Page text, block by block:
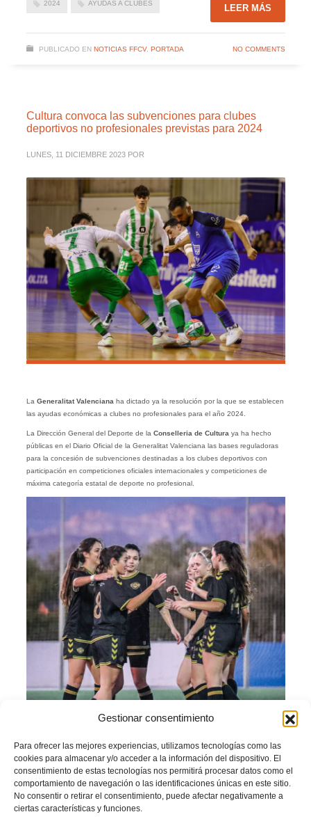
Gestionar consentimiento
Para ofrecer las mejores experiencias, utilizamos tecnologías como las
cookies para almacenar y/o acceder a la información del dispositivo. El
consentimiento de estas tecnologías nos permitirá procesar datos como el
comportamiento de navegación o las identificaciones únicas en este sitio.
No consentir o retirar el consentimiento, puede afectar negativamente a
ciertas características y funciones.
2024 AYUDAS A CLUBES LEER MÁS
PUBLICADO EN NOTICIAS FFCV, PORTADA NO COMMENTS
Cultura convoca las subvenciones para clubes
deportivos no profesionales previstas para 2024
LUNES, 11 DICIEMBRE 2023 POR
La Generalitat Valenciana ha dictado ya la resolución por la que se establecen
las ayudas económicas a clubes no profesionales para el año 2024.
La Dirección General del Deporte de la Conselleria de Cultura ya ha hecho
públicas en el Diario Oficial de la Generalitat Valenciana las bases reguladoras
para la concesión de subvenciones destinadas a los clubes deportivos con
participación en competiciones oficiales internacionales y competiciones de
máxima categoría estatal de deporte no profesional.
Estas subvenciones se destinan a financiar los gastos que se ocasionen en
2024 por conceptos como desplazamientos, alojamiento, manutención,
arbitrajes y nóminas -que serán al menos el 50 por ciento del importe de la
subvención concedida-, gastos de tecnificación y otros gastos justificados hasta